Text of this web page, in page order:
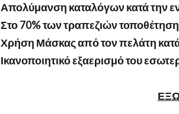
Απολύμανση καταλόγων κατά την
Στο 70% των τραπεζιών
Χρήση Μάσκας από τον πελάτη
Ικανοποιητικό εξαερισμό του